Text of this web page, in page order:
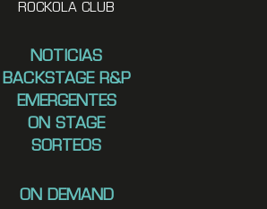
ROCKOLA CLUB
NOTICIAS
BACKSTAGE R&P
EMERGENTES
ON STAGE
SORTEOS
ON DEMAND